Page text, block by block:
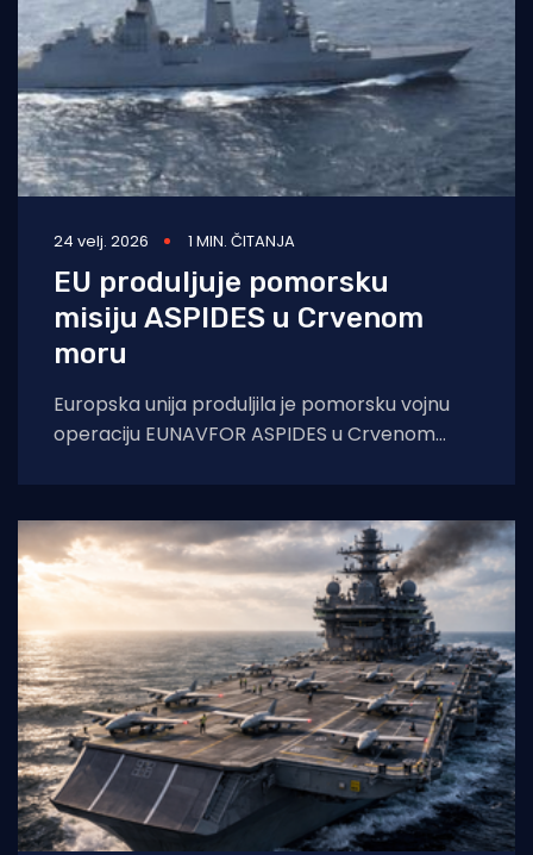
24 velj. 2026 1 MIN. ČITANJA
EU produljuje pomorsku
misiju ASPIDES u Crvenom
moru
Europska unija produljila je pomorsku vojnu
operaciju EUNAVFOR ASPIDES u Crvenom